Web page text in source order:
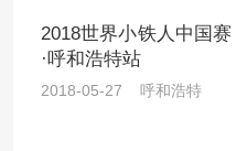
2018世界小铁人中国赛
·呼和浩特站
2018-05-27 呼和浩特